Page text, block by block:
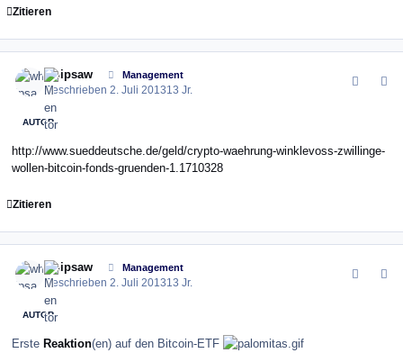
Zitieren
whipsaw Management
Geschrieben2. Juli 201313 Jr.
AUTOR
http://www.sueddeutsche.de/geld/crypto-waehrung-winklevoss-zwillinge-
wollen-bitcoin-fonds-gruenden-1.1710328
Zitieren
whipsaw Management
Geschrieben2. Juli 201313 Jr.
AUTOR
Erste Reaktion(en) auf den Bitcoin-ETF